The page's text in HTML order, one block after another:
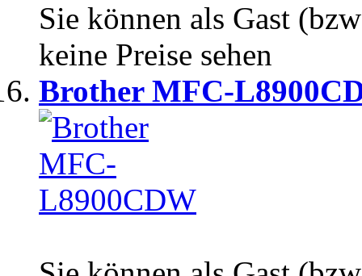
Sie können als Gast
keine Preise sehen
Brother MFC-